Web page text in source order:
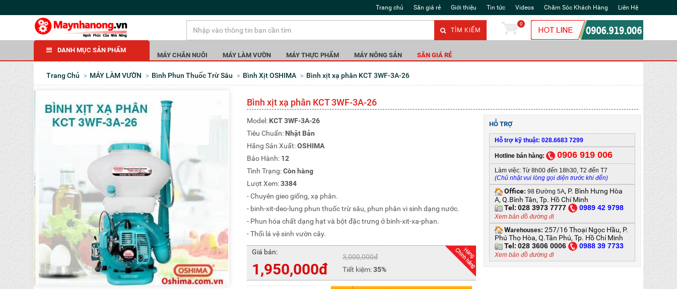
Trang chủ Săn giá rẻ Giới thiệu Tin tức Videos Chăm Sóc Khách Hàng Liên Hệ
TÌM KIẾM
0
DANH MỤC SẢN PHẨM
MÁY CHĂN NUÔI MÁY LÀM VƯỜN MÁY THỰC PHẨM MÁY NÔNG SẢN SĂN GIÁ RẺ
Trang Chủ MÁY LÀM VƯỜN Bình Phun Thuốc Trừ Sâu Bình Xịt OSHIMA Bình xịt xạ phân KCT 3WF-3A-26
Bình xịt xạ phân KCT 3WF-3A-26
Model: KCT 3WF-3A-26
Tiêu Chuẩn: Nhật Bản
Hãng Sản Xuất:OSHIMA
Bảo Hành: 12
Tình Trạng:Còn hàng
Lượt Xem:3384
- Chuyên gieo giống, xạ phân.
- binh-xit-deo-lung phun thuốc trừ sâu, phun phân vi sinh dạng nước.
- Phun hóa chất dạng hạt và bột đặc trưng ở binh-xit-xa-phan.
- Thổi lá vệ sinh vườn cây.
Giá bán:
1,950,000đ
3,000,000đ
Tiết kiệm: 35%
HỖ TRỢ
Hỗ trợ kỹ thuật: 028.6683 7299
Hotline bán hàng: 0906 919 006
Làm việc: Từ 8h00 đến 18h30, T2 đến T7
(Chủ nhật vui lòng gọi điện trước khi đến)
Office: 98 Đường 5A, P. Bình Hưng Hòa
A, Q.Bình Tân, Tp. Hồ Chí Minh
Tel:028 3973 7777 0989 42 9798
Xem bản đồ đường đi
Warehouses: 257/16 Thoại Ngọc Hầu, P.
Phú Thọ Hòa, Q.Tân Phú, Tp. Hồ Chí Minh
Tel:028 3606 0006 0988 39 7733
Xem bản đồ đường đi